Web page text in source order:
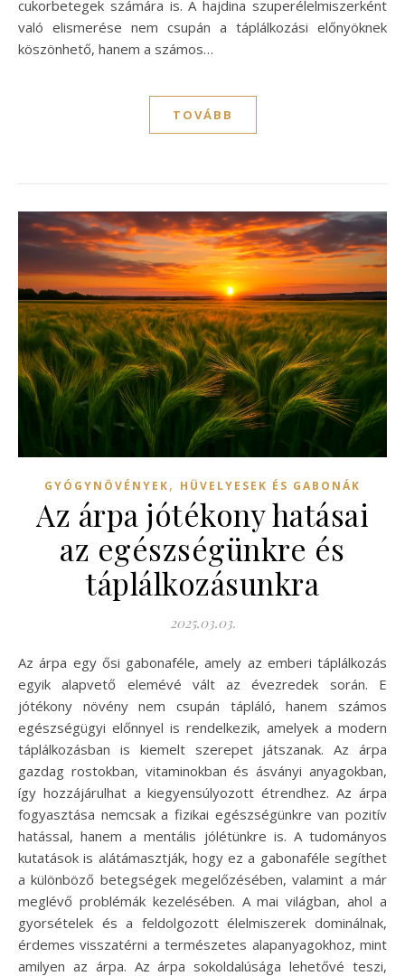
cukorbetegek számára is. A hajdina szuperélelmiszerként
való elismerése nem csupán a táplálkozási előnyöknek
köszönhető, hanem a számos…
TOVÁBB
GYÓGYNÖVÉNYEK, HÜVELYESEK ÉS GABONÁK
Az árpa jótékony hatásai
az egészségünkre és
táplálkozásunkra
2025.03.03.
Az árpa egy ősi gabonaféle, amely az emberi táplálkozás
egyik alapvető elemévé vált az évezredek során. E
jótékony növény nem csupán tápláló, hanem számos
egészségügyi előnnyel is rendelkezik, amelyek a modern
táplálkozásban is kiemelt szerepet játszanak. Az árpa
gazdag rostokban, vitaminokban és ásványi anyagokban,
így hozzájárulhat a kiegyensúlyozott étrendhez. Az árpa
fogyasztása nemcsak a fizikai egészségünkre van pozitív
hatással, hanem a mentális jólétünkre is. A tudományos
kutatások is alátámasztják, hogy ez a gabonaféle segíthet
a különböző betegségek megelőzésében, valamint a már
meglévő problémák kezelésében. A mai világban, ahol a
gyorsételek és a feldolgozott élelmiszerek dominálnak,
érdemes visszatérni a természetes alapanyagokhoz, mint
amilyen az árpa. Az árpa sokoldalúsága lehetővé teszi,